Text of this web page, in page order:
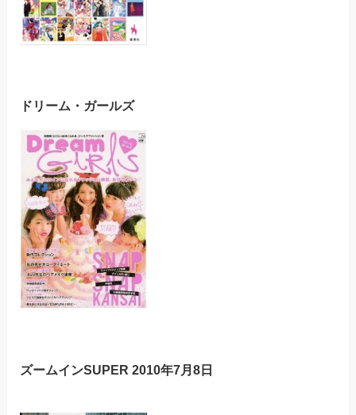
ドリーム・ガールズ
ズームインSUPER 2010年7月8日